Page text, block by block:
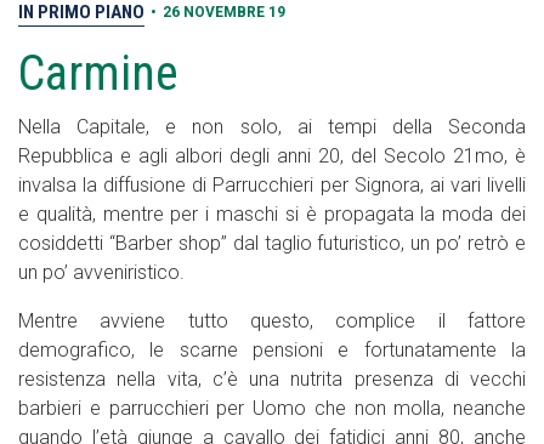
IN PRIMO PIANO • 26 NOVEMBRE 19
Carmine
Nella Capitale, e non solo, ai tempi della Seconda
Repubblica e agli albori degli anni 20, del Secolo 21mo, è
invalsa la diffusione di Parrucchieri per Signora, ai vari livelli
e qualità, mentre per i maschi si è propagata la moda dei
cosiddetti “Barber shop” dal taglio futuristico, un po’ retrò e
un po’ avveniristico.
Mentre avviene tutto questo, complice il fattore
demografico, le scarne pensioni e fortunatamente la
resistenza nella vita, c’è una nutrita presenza di vecchi
barbieri e parrucchieri per Uomo che non molla, neanche
quando l’età giunge a cavallo dei fatidici anni 80, anche